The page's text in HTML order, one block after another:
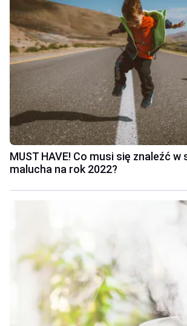
MUST HAVE! Co musi się znaleźć
malucha na rok 2022?